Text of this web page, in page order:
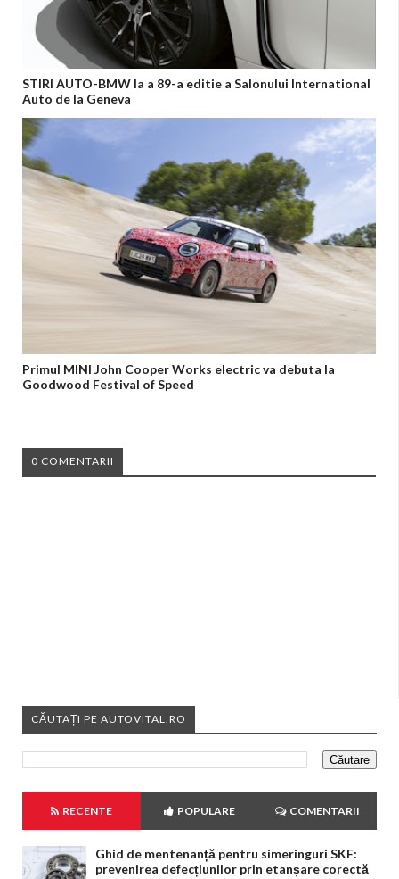
STIRI AUTO-BMW la a 89-a editie a Salonului International
Auto de la Geneva
Primul MINI John Cooper Works electric va debuta la
Goodwood Festival of Speed
0 COMENTARII
CĂUTAȚI PE AUTOVITAL.RO
RECENTE POPULARE COMENTARII
Ghid de mentenanță pentru simeringuri SKF:
prevenirea defecțiunilor prin etanșare corectă